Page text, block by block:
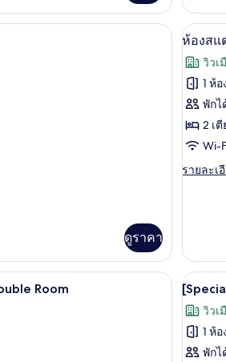
เครื่องนอนระดับพรีเมียม, โต๊ะทำงาน, พื้นที่ทำ
ดูราคา
เปิด
ภาพถ่
ทั้งหมด
ของ
ห้อง
สแตน
ทวิน
3
ห้องสแ
วิวเ
1 ห้
พักไ
2 เตี
Wi-
รายละเ
ราย
ห้อง
สแตนด
ทวิ
น
[Special Deal] Deluxe Double Room | เครื่
Room
เปิด
ภาพถ่
ทั้งหมด
ของ
3
วิวเ
1 ห้
พักไ